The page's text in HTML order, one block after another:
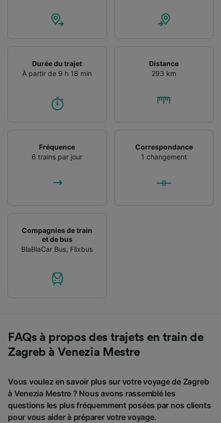
Durée du trajet
À partir de 9 h 18 min
Distance
293 km
Fréquence
6 trains par jour
Correspondance
1 changement
Compagnies de train
et de bus
BlaBlaCar Bus, Flixbus
FAQs à propos des trajets en train de
Zagreb à Venezia Mestre
Vous voulez en savoir plus sur votre voyage de Zagreb
à Venezia Mestre ? Nous avons rassemblé les
questions les plus fréquemment posées par nos clients
pour vous aider à préparer votre voyage.